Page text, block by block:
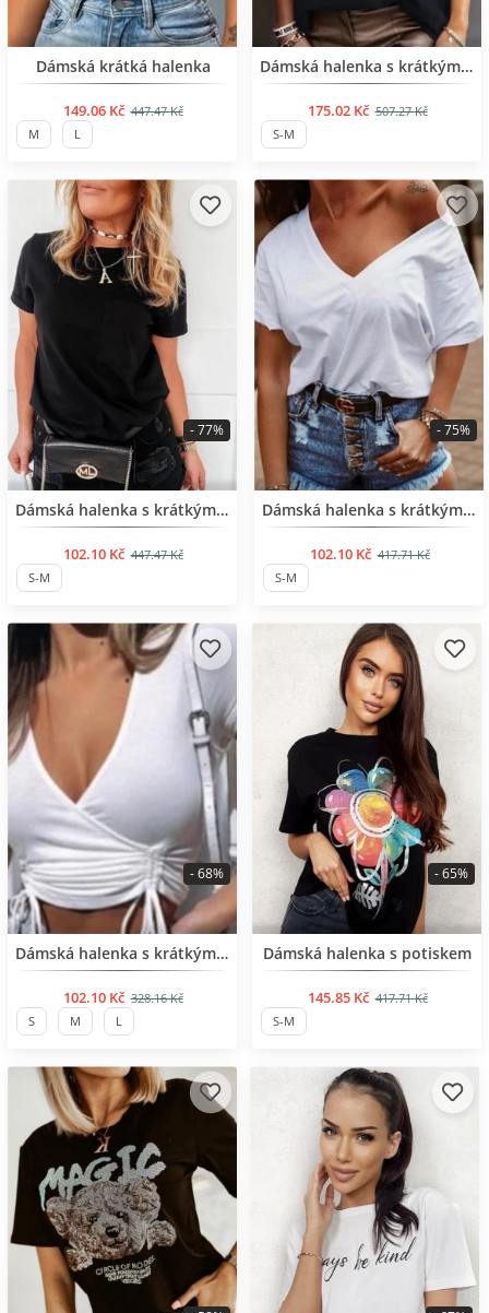
BESTSELLER
Dámská krátká halenka
149.06 Kč 447.47 Kč
M L
BESTSELLERDámská halenka s krátkým rukávem
175.02 Kč 507.27 Kč
S-M
BESTSELLERDámská halenka s krátkým rukávem
102.10 Kč 447.47 Kč
- 77%
S-M
BESTSELLERDámská halenka s krátkým rukávem
102.10 Kč 417.71 Kč
- 75%
S-M
BESTSELLERDámská halenka s krátkým rukávem
102.10 Kč 328.16 Kč
- 68%
S M L
BESTSELLER
Dámská halenka s potiskem
145.85 Kč 417.71 Kč
- 65%
S-M